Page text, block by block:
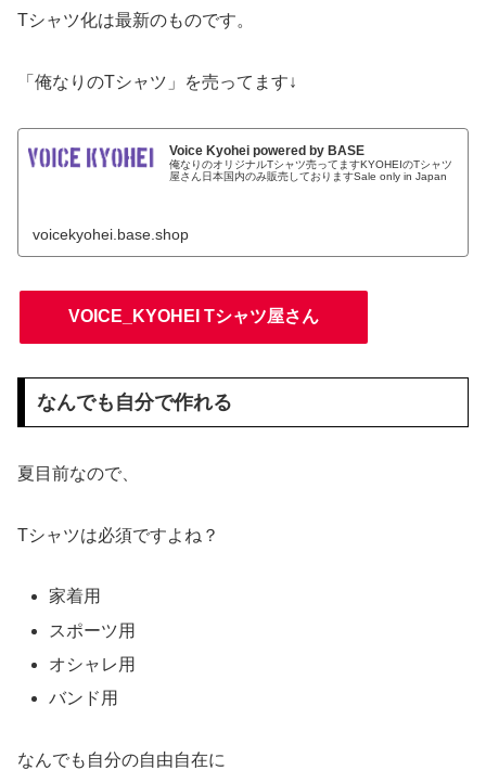
Tシャツ化は最新のものです。
「俺なりのTシャツ」を売ってます↓
Voice Kyohei powered by BASE
俺なりのオリジナルTシャツ売ってますKYOHEIのTシャツ
屋さん日本国内のみ販売しておりますSale only in Japan
voicekyohei.base.shop
VOICE_KYOHEI Tシャツ屋さん
なんでも自分で作れる
夏目前なので、
Tシャツは必須ですよね？
家着用
スポーツ用
オシャレ用
バンド用
なんでも自分の自由自在に